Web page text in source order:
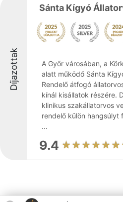
Díjazottak
Sánta Kígyó
A Győr városában, a
alatt működő Sánta
Rendelő átfogó
kínál kisállatok részére.
klinikus szakállatorvos
rendelő külön hangsúlyt
...
9.4